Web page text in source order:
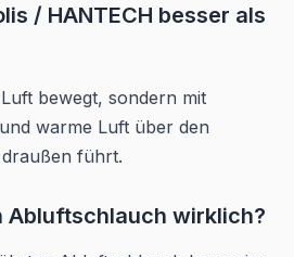
/ HANTECH besser als
bewegt, sondern mit
warme Luft über den
führt.
Abluftschlauch wirklich?